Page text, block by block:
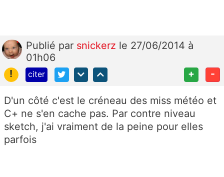
Publié par snickerz le 27/06/2014 à
01h06
!
citer + -
D'un côté c'est le créneau des miss météo et
C+ ne s'en cache pas. Par contre niveau
sketch, j'ai vraiment de la peine pour elles
parfois